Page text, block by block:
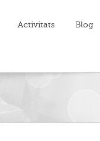
Activitats Blog